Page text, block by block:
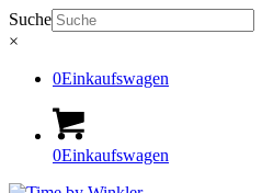
Suche
×
0Einkaufswagen
0Einkaufswagen